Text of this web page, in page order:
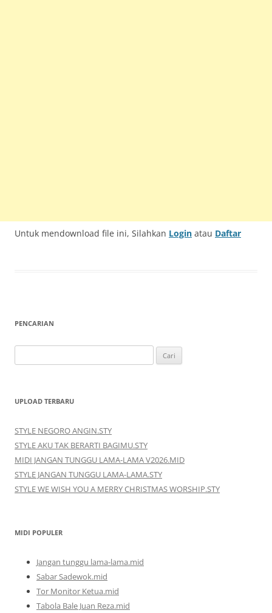
Untuk mendownload file ini, Silahkan Login atau Daftar
PENCARIAN
untuk:
UPLOAD TERBARU
STYLE NEGORO ANGIN.STY
STYLE AKU TAK BERARTI BAGIMU.STY
MIDI JANGAN TUNGGU LAMA-LAMA V2026.MID
STYLE JANGAN TUNGGU LAMA-LAMA.STY
STYLE WE WISH YOU A MERRY CHRISTMAS WORSHIP.STY
MIDI POPULER
Jangan tunggu lama-lama.mid
Sabar Sadewok.mid
Tor Monitor Ketua.mid
Tabola Bale Juan Reza.mid